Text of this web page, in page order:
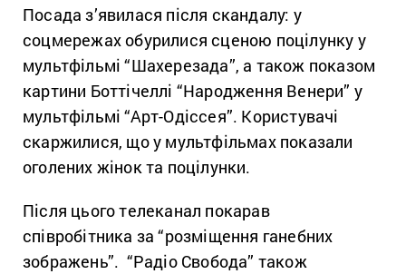
Посада з’явилася після скандалу: у
соцмережах обурилися сценою поцілунку у
мультфільмі “Шахерезада”, а також показом
картини Боттічеллі “Народження Венери” у
мультфільмі “Арт-Одіссея”. Користувачі
скаржилися, що у мультфільмах показали
оголених жінок та поцілунки.
Після цього телеканал покарав
співробітника за “розміщення ганебних
зображень”. “Радіо Свобода” також